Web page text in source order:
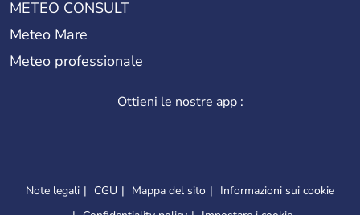
METEO CONSULT
Meteo Mare
Meteo professionale
Ottieni le nostre app :
Note legali CGU Mappa del sito
Informazioni sui cookie